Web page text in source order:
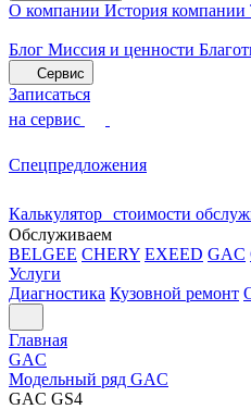
О компании История компании
Блог Миссия и ценности
Сервис
Записаться
на сервис
Спецпредложения
Калькулятор стоимости
Обслуживаем
BELGEE CHERY EXEED GAC
Услуги
Диагностика Кузовной ремонт
Главная
GAC
Модельный ряд GAC
GAC GS4